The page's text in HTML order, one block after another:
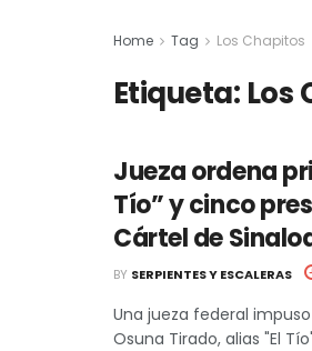
Home Tag Los Chapitos
Etiqueta: Los
Jueza ordena
Tío” y cinco
Cártel de
BY SERPIENTES Y ESCALERAS
Una jueza federal
Osuna Tirado, alias "El